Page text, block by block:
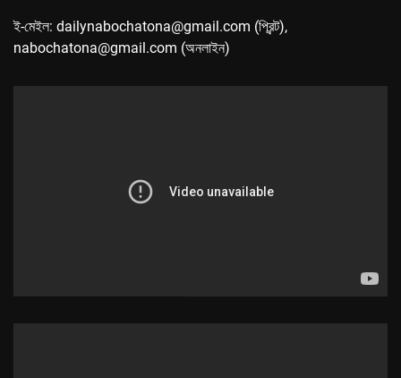
ই-মেইল: dailynabochatona@gmail.com (প্রিন্ট),
nabochatona@gmail.com (অনলাইন)